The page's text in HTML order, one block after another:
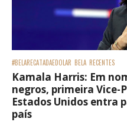
#BELARECATADAEDOLAR BELA RECENTES
Kamala Harris: Em
negros, primeira Vice-
Estados Unidos entra
país